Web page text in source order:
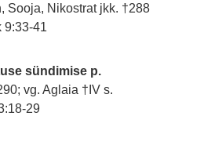
Sooja, Nikostrat jkk. †288
9:33-41
sündimise p.
vg. Aglaia †IV s.
29